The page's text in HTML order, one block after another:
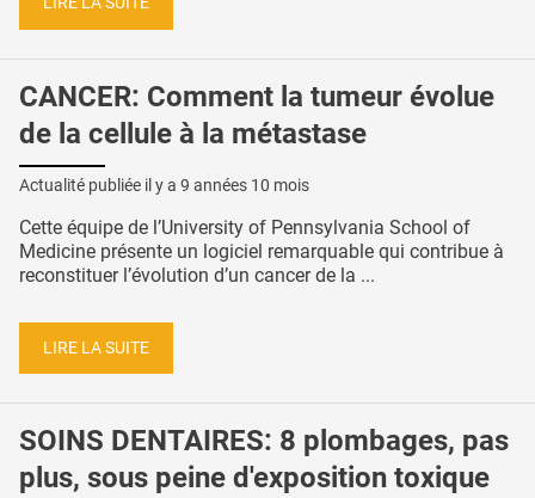
CANCER: Comment la tumeur évolue
de la cellule à la métastase
Actualité publiée il y a 9 années 10 mois
Cette équipe de l’University of Pennsylvania School of
Medicine présente un logiciel remarquable qui contribue à
reconstituer l’évolution d’un cancer de la ...
LIRE LA SUITE
SOINS DENTAIRES: 8 plombages, pas
plus, sous peine d'exposition toxique